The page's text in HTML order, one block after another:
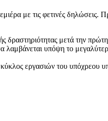
με τις φετινές δηλώσεις.
δραστηριότητας μετά την
υπόψη το
εργασιών του υπόχρεου